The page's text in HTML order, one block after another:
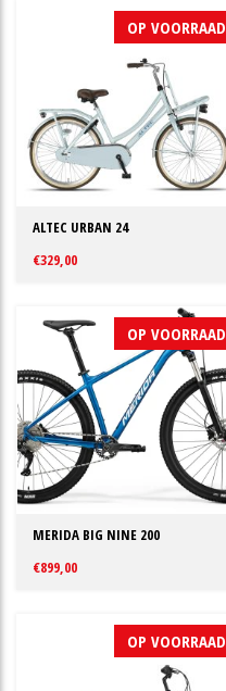
OP VOORRAAD
ALTEC URBAN 24
€329,00
OP VOORRAAD
MERIDA BIG NINE 200
€899,00
OP VOORRAAD